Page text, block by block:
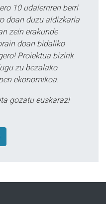
10 udalerriren berri
doan duzu aldizkaria
zein erakunde
doan bidaliko
Proiektua bizirik
zu bezalako
ekonomikoa.
gozatu euskaraz!